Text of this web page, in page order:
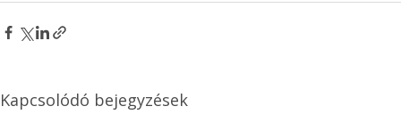
Kapcsolódó bejegyzések